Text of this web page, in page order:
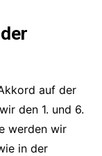
auf der
den 1. und 6.
werden wir
in der